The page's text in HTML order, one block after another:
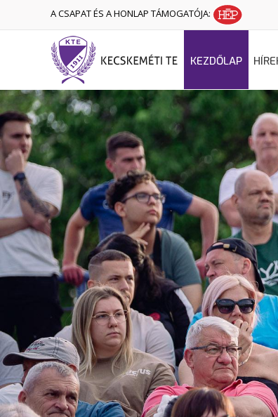
A CSAPAT ÉS A HONLAP TÁMOGATÓJA:
KEZDŐLAP